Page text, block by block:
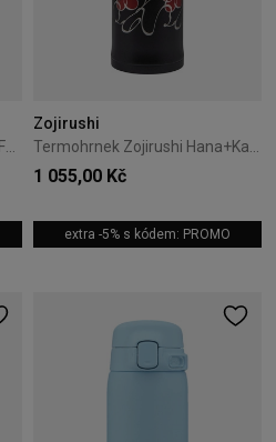
Termohrnek Zojirushi SM-QAF48-VK 0,48L fialový
Zojirushi
Termohrnek Zojirushi Hana+Kana SM-TAE48SA-BJ 0,48L černé květiny
1 055,00 Kč
extra -5% s kódem: PROMO